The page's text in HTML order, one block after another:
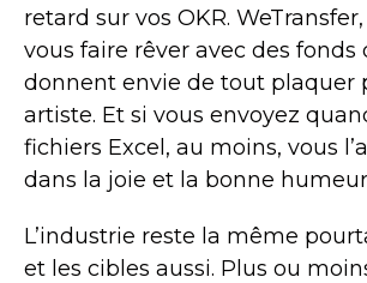
retard sur vos OKR.
vous faire rêver avec des fonds
donnent envie de tout plaquer
artiste. Et si vous envoyez
fichiers Excel, au moins, vous
dans la joie et la bonne
L’industrie reste la même
et les cibles aussi. Plus ou